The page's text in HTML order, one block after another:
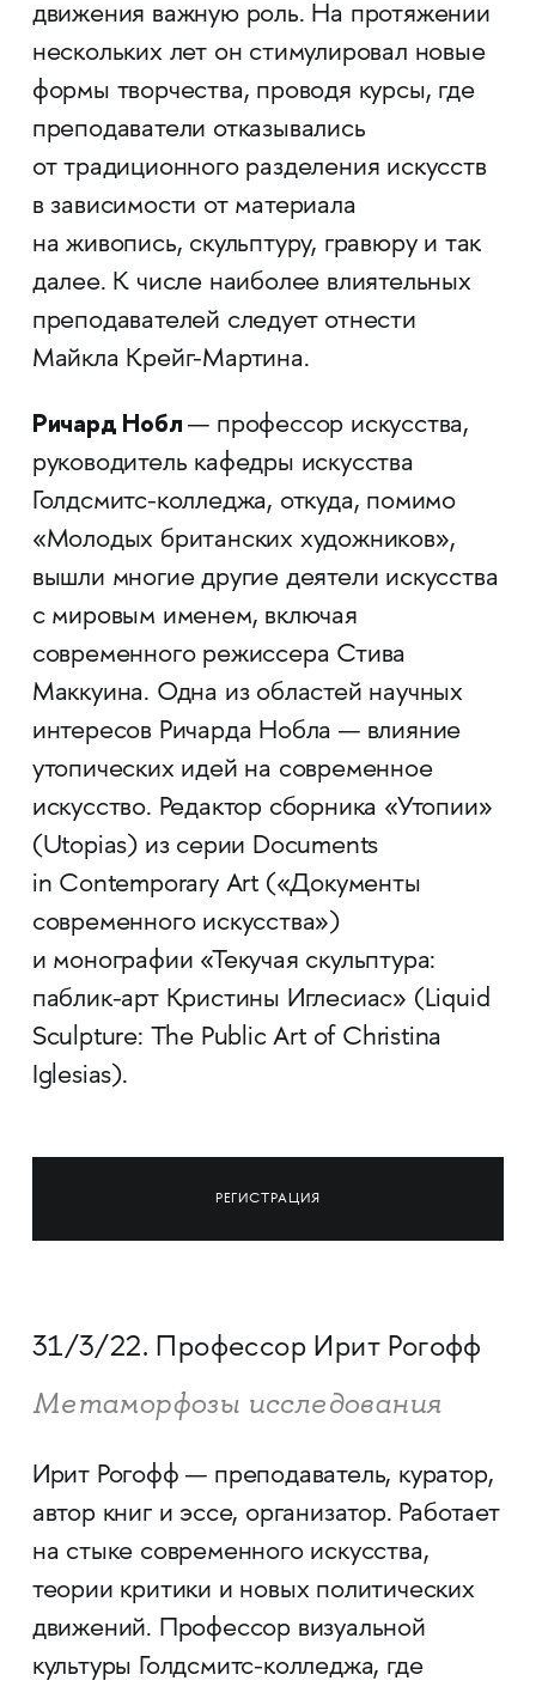
движения важную роль. На протяжении
нескольких лет он стимулировал новые
формы творчества, проводя курсы, где
преподаватели отказывались
от традиционного разделения искусств
в зависимости от материала
на живопись, скульптуру, гравюру и так
далее. К числе наиболее влиятельных
преподавателей следует отнести
Майкла Крейг-Мартина.
Ричард Нобл— профессор искусства,
руководитель кафедры искусства
Голдсмитс-колледжа, откуда, помимо
«Молодых британских художников»,
вышли многие другие деятели искусства
с мировым именем, включая
современного режиссера Стива
Маккуина. Одна из областей научных
интересов Ричарда Нобла — влияние
утопических идей на современное
искусство. Редактор сборника «Утопии»
(Utopias) из серии Documents
in Contemporary Art («Документы
современного искусства»)
и монографии «Текучая скульптура:
паблик-арт Кристины Иглесиас» (Liquid
Sculpture: The Public Art of Christina
Iglesias).
РЕГИСТРАЦИЯ
31/3/22. Профессор Ирит Рогофф
Метаморфозы исследования
Ирит Рогофф — преподаватель, куратор,
автор книг и эссе, организатор. Работает
на стыке современного искусства,
теории критики и новых политических
движений. Профессор визуальной
культуры Голдсмитс-колледжа, где